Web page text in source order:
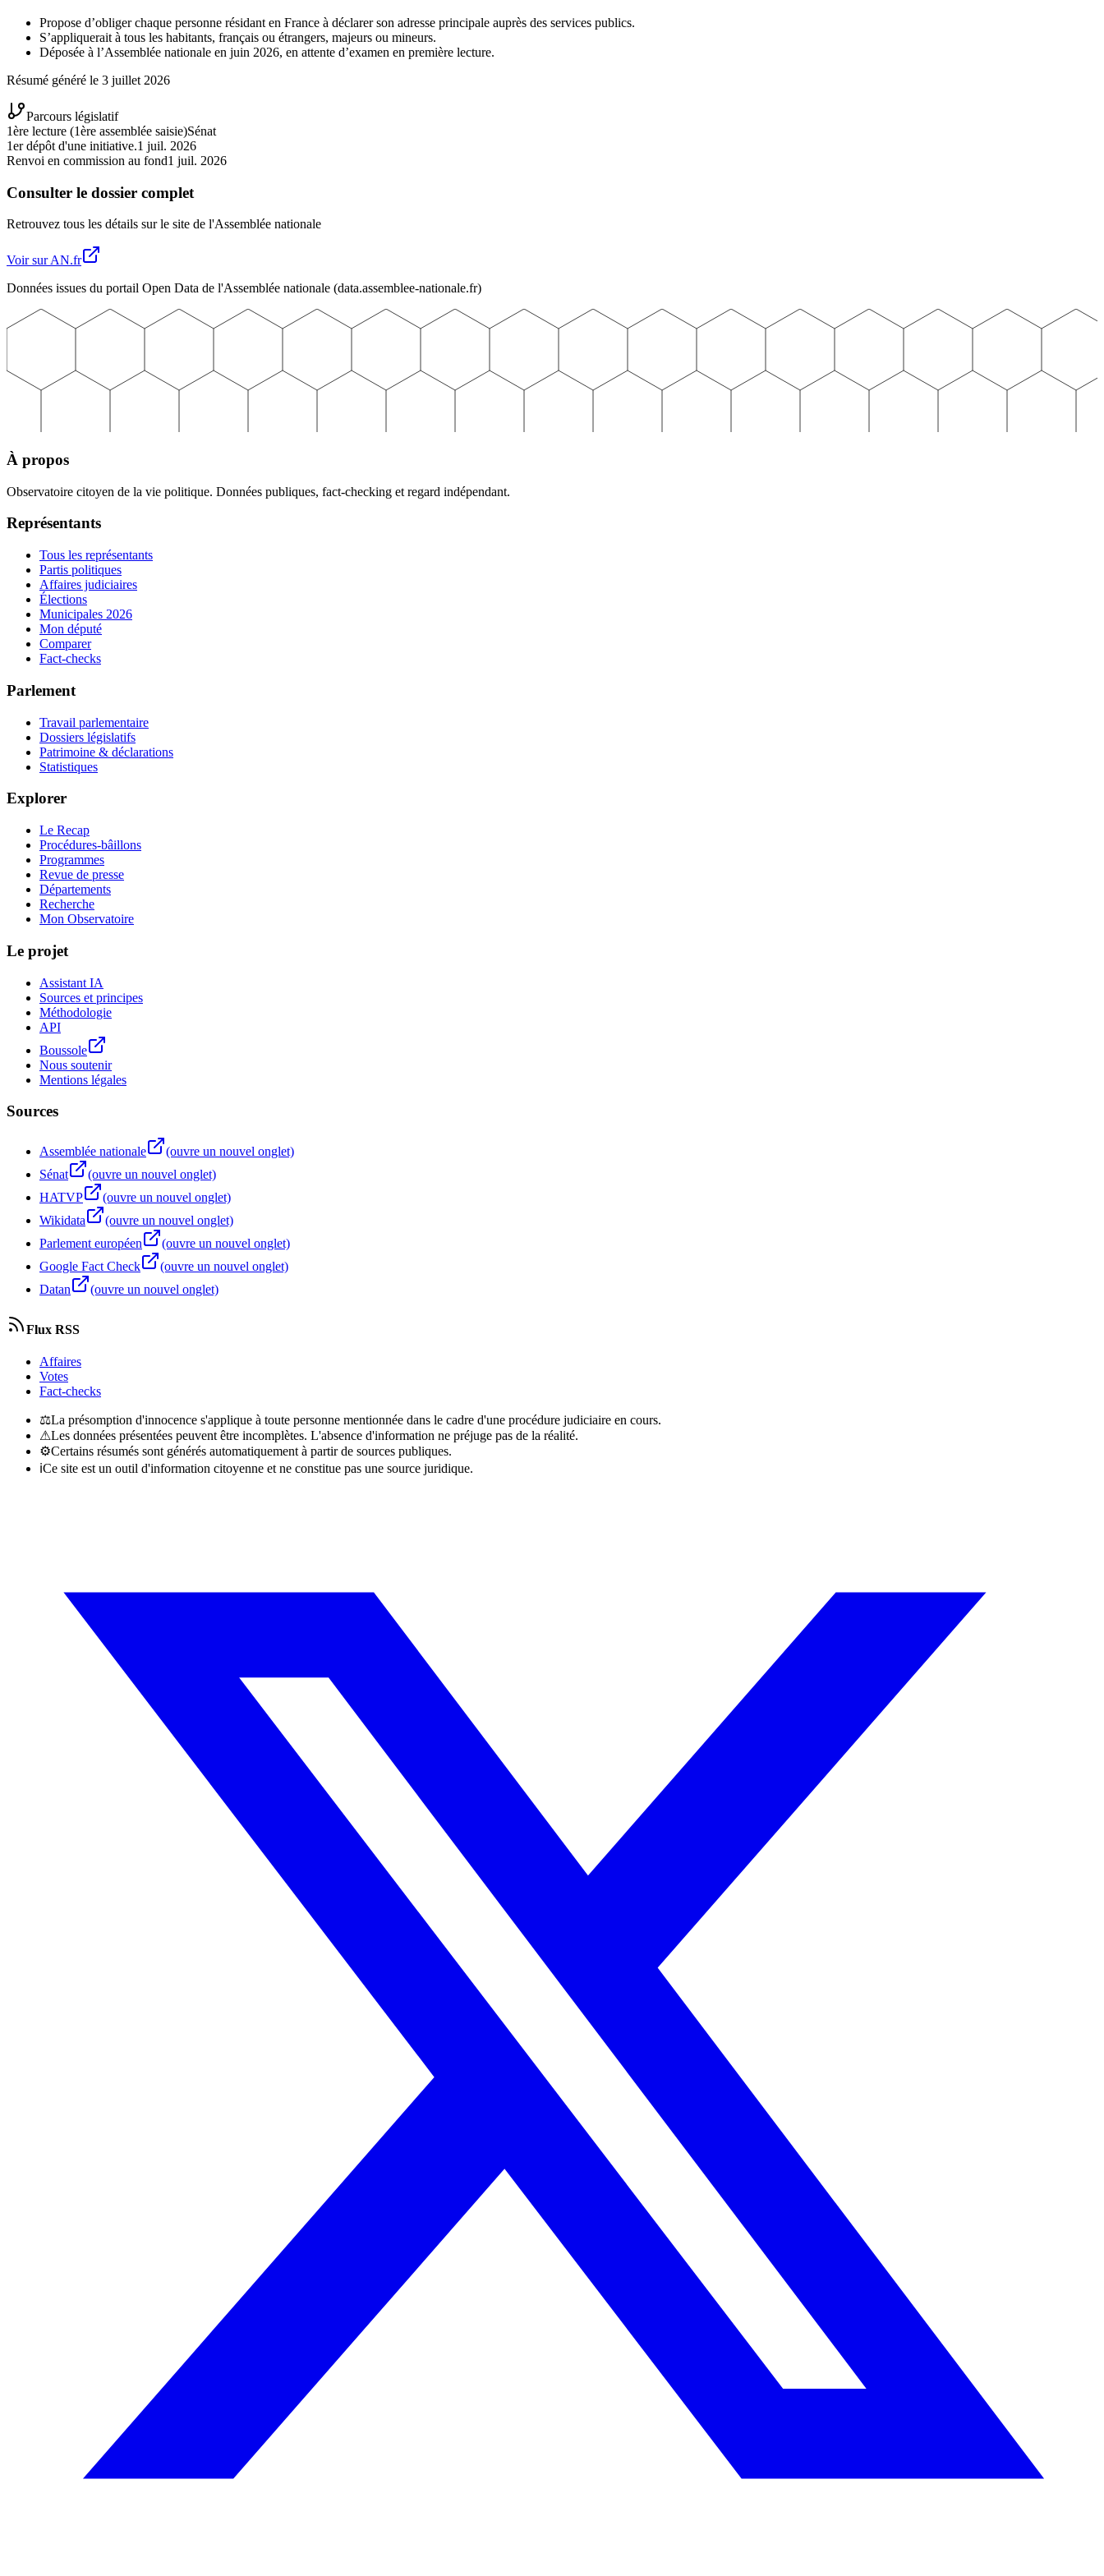
Propose d’obliger chaque personne résidant en France à déclarer son adresse principale auprès des services publics.
S’appliquerait à tous les habitants, français ou étrangers, majeurs ou mineurs.
Déposée à l’Assemblée nationale en juin 2026, en attente d’examen en première lecture.
Résumé généré le 3 juillet 2026
Parcours législatif
1ère lecture (1ère assemblée saisie)Sénat
1er dépôt d'une initiative.1 juil. 2026
Renvoi en commission au fond1 juil. 2026
Consulter le dossier complet
Retrouvez tous les détails sur le site de l'Assemblée nationale
Voir sur AN.fr
Données issues du portail Open Data de l'Assemblée nationale (data.assemblee-nationale.fr)
À propos
Observatoire citoyen de la vie politique. Données publiques, fact-checking et regard indépendant.
Représentants
Tous les représentants
Partis politiques
Affaires judiciaires
Élections
Municipales 2026
Mon député
Comparer
Fact-checks
Parlement
Travail parlementaire
Dossiers législatifs
Patrimoine & déclarations
Statistiques
Explorer
Le Recap
Procédures-bâillons
Programmes
Revue de presse
Départements
Recherche
Mon Observatoire
Le projet
Assistant IA
Sources et principes
Méthodologie
API
Boussole
Nous soutenir
Mentions légales
Sources
Assemblée nationale
(ouvre un nouvel onglet)
Sénat
(ouvre un nouvel onglet)
HATVP
(ouvre un nouvel onglet)
Wikidata
(ouvre un nouvel onglet)
Parlement européen
(ouvre un nouvel onglet)
Google Fact Check
(ouvre un nouvel onglet)
Datan
(ouvre un nouvel onglet)
Flux RSS
Affaires
Votes
Fact-checks
⚖La présomption d'innocence s'applique à toute personne mentionnée dans le cadre d'une procédure judiciaire en cours.
⚠Les données présentées peuvent être incomplètes. L'absence d'information ne préjuge pas de la réalité.
⚙Certains résumés sont générés automatiquement à partir de sources publiques.
ℹCe site est un outil d'information citoyenne et ne constitue pas une source juridique.